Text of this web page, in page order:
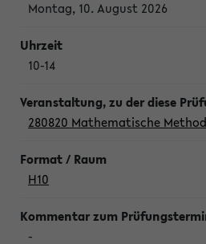
Montag, 10. August 2026
10-14
280820 Mathematische
H10
-